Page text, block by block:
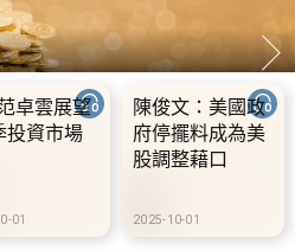
卓雲展望
投資市場
01
陳俊文：美國政
府停擺料成為美
股調整藉口
2025-10-01